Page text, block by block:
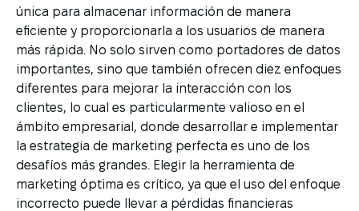
única para almacenar información de manera
eficiente y proporcionarla a los usuarios de manera
más rápida. No solo sirven como portadores de datos
importantes, sino que también ofrecen diez enfoques
diferentes para mejorar la interacción con los
clientes, lo cual es particularmente valioso en el
ámbito empresarial, donde desarrollar e implementar
la estrategia de marketing perfecta es uno de los
desafíos más grandes. Elegir la herramienta de
marketing óptima es crítico, ya que el uso del enfoque
incorrecto puede llevar a pérdidas financieras